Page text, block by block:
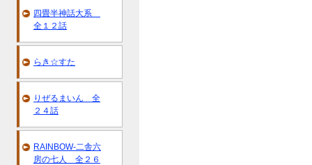
四畳半神話大系
全１２話
らき☆すた
りぜるまいん 全
２４話
RAINBOW-二舎六
房の七人 全２６